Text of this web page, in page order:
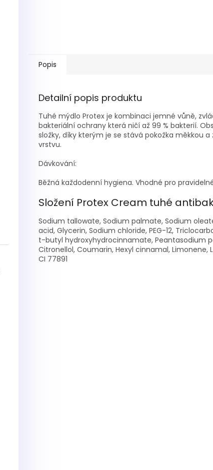
Popis
Detailní popis produktu
Tuhé mýdlo Protex je kombinaci jemné vůně,
bakteriální ochrany která ničí až 99 % bakterií.
složky, díky kterým je se stává pokožka měkkou
vrstvu.
Dávkování:
Běžná každodenní hygiena. Vhodné pro
Složení Protex Cream tuhé
Sodium tallowate, Sodium palmate, Sodium
acid, Glycerin, Sodium chloride, PEG-12,
t-butyl hydroxyhydrocinnamate, Peantasodium
Citronellol, Coumarin, Hexyl cinnamal, Limonene,
CI 77891